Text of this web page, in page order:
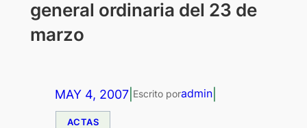
general ordinaria del 23 de
marzo
MAY 4, 2007| Escrito poradmin|
ACTAS